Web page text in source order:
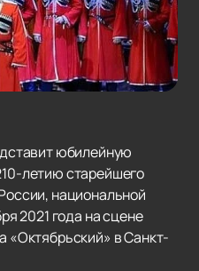
юбилейную
летию старейшего
национальной
2021 года на сцене
«Октябрьский» в Санкт-